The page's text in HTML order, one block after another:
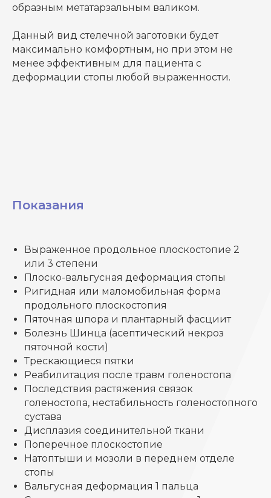
образным метатарзальным валиком.
Данный вид стелечной заготовки будет
максимально комфортным, но при этом не
менее эффективным для пациента с
деформации стопы любой выраженности.
Показания
Выраженное продольное плоскостопие 2
или 3 степени
Плоско-вальгусная деформация стопы
Ригидная или маломобильная форма
продольного плоскостопия
Пяточная шпора и плантарный фасциит
Болезнь Шинца (асептический некроз
пяточной кости)
Трескающиеся пятки
Реабилитация после травм голеностопа
Последствия растяжения связок
голеностопа, нестабильность голеностопного
сустава
Дисплазия соединительной ткани
Поперечное плоскостопие
Натоптыши и мозоли в переднем отделе
стопы
Вальгусная деформация 1 пальца